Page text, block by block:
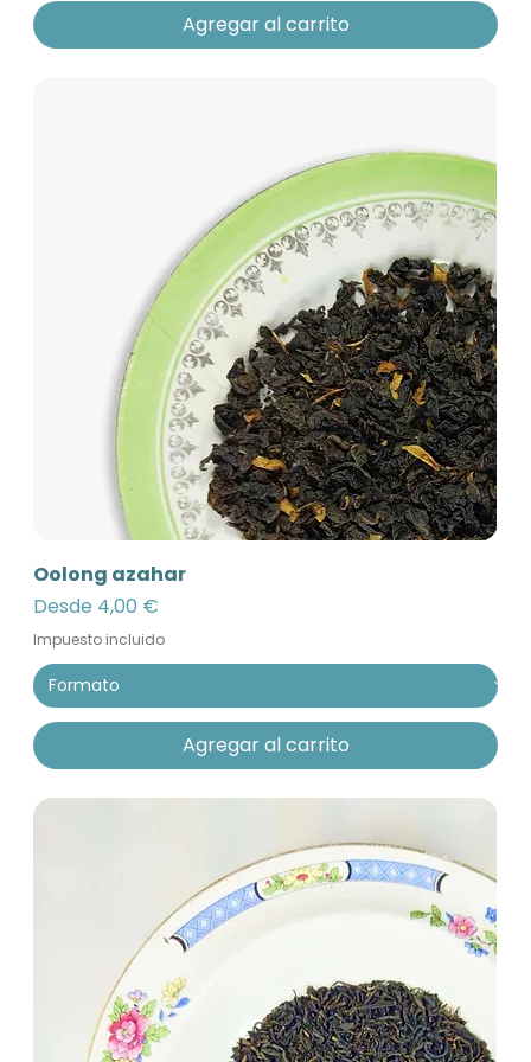
Agregar al carrito
Oolong azahar
Desde 4,00 €
Precio de oferta
Impuesto incluido
Agregar al carrito